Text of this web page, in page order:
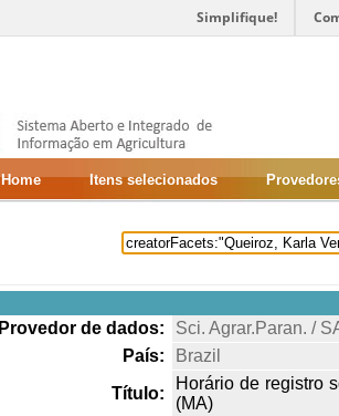
Simplifique!
Home Itens selecionados
Provedor de dados:
Sci. Agrar.Paran. /
País:
Brazil
Título:
Horário de registro
(MA)